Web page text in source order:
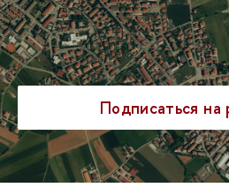
Подписаться на